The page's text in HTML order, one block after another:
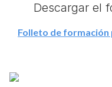
Descargar el
Folleto de formación